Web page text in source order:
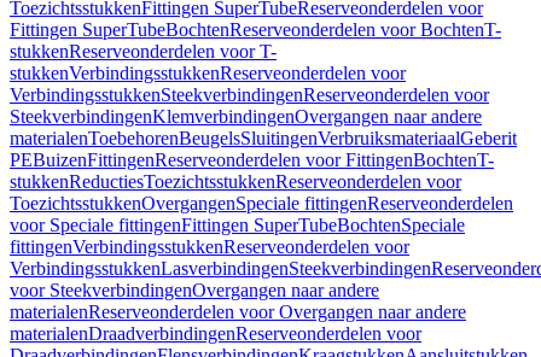
ToezichtsstukkenFittingen SuperTubeReserveonderdelen voor
Fittingen SuperTubeBochtenReserveonderdelen voor BochtenT-
stukkenReserveonderdelen voor T-
stukkenVerbindingsstukkenReserveonderdelen voor
VerbindingsstukkenSteekverbindingenReserveonderdelen voor
SteekverbindingenKlemverbindingenOvergangen naar andere
materialenToebehorenBeugelsSluitingenVerbruiksmateriaalGeberit
PEBuizenFittingenReserveonderdelen voor FittingenBochtenT-
stukkenReductiesToezichtsstukkenReserveonderdelen voor
ToezichtsstukkenOvergangenSpeciale fittingenReserveonderdelen
voor Speciale fittingenFittingen SuperTubeBochtenSpeciale
fittingenVerbindingsstukkenReserveonderdelen voor
VerbindingsstukkenLasverbindingenSteekverbindingen
voor SteekverbindingenOvergangen naar andere
materialenReserveonderdelen voor Overgangen naar andere
materialenDraadverbindingenReserveonderdelen voor